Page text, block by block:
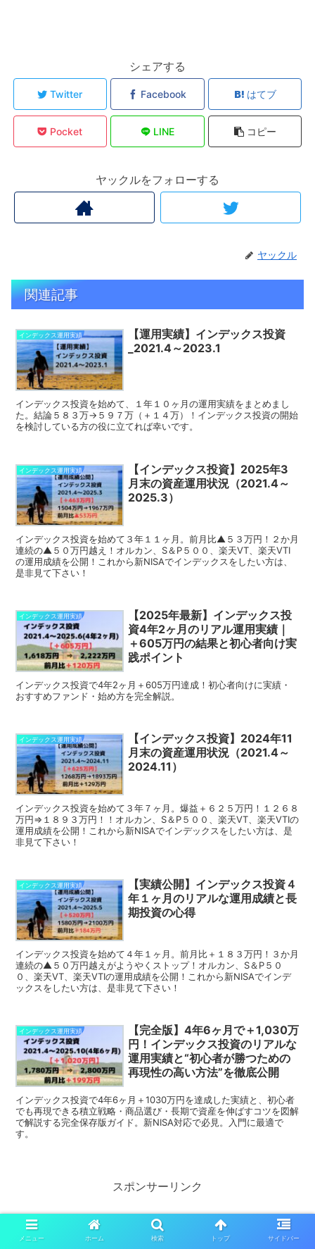
シェアする
Twitter Facebook はてブ
Pocket LINE コピー
ヤックルをフォローする
ヤックル
関連記事
インデックス運用実績
【運用実績】インデックス投資
_2021.4～2023.1
インデックス投資を始めて、１年１０ヶ月の運用実績をまとめまし
た。結論５８３万→５９７万（＋１４万）！インデックス投資の開始
を検討している方の役に立てれば幸いです。
インデックス運用実績
【インデックス投資】2025年3
月末の資産運用状況（2021.4～
2025.3）
インデックス投資を始めて３年１１ヶ月。前月比▲５３万円！２か月
連続の▲５０万円越え！オルカン、S＆P５００、楽天VT、楽天VTI
の運用成績を公開！これから新NISAでインデックスをしたい方は、
是非見て下さい！
インデックス運用実績
【2025年最新】インデックス投
資4年2ヶ月のリアル運用実績｜
＋605万円の結果と初心者向け実
践ポイント
インデックス投資で4年2ヶ月＋605万円達成！初心者向けに実績・
おすすめファンド・始め方を完全解説。
インデックス運用実績
【インデックス投資】2024年11
月末の資産運用状況（2021.4～
2024.11）
インデックス投資を始めて３年７ヶ月。爆益＋６２５万円！１２６８
万円⇒１８９３万円！！オルカン、S＆P５００、楽天VT、楽天VTIの
運用成績を公開！これから新NISAでインデックスをしたい方は、是
非見て下さい！
インデックス運用実績
【実績公開】インデックス投資４
年１ヶ月のリアルな運用成績と長
期投資の心得
インデックス投資を始めて４年１ヶ月。前月比＋１８３万円！３か月
連続の▲５０万円越えがようやくストップ！オルカン、S＆P５０
０、楽天VT、楽天VTIの運用成績を公開！これから新NISAでインデ
ックスをしたい方は、是非見て下さい！
インデックス運用実績
【完全版】4年6ヶ月で＋1,030万
円！インデックス投資のリアルな
運用実績と“初心者が勝つための
再現性の高い方法”を徹底公開
インデックス投資で4年6ヶ月＋1030万円を達成した実績と、初心者
でも再現できる積立戦略・商品選び・長期で資産を伸ばすコツを図解
で解説する完全保存版ガイド。新NISA対応で必見。入門に最適で
す。
スポンサーリンク
メニュー ホーム 検索 トップ サイドバー